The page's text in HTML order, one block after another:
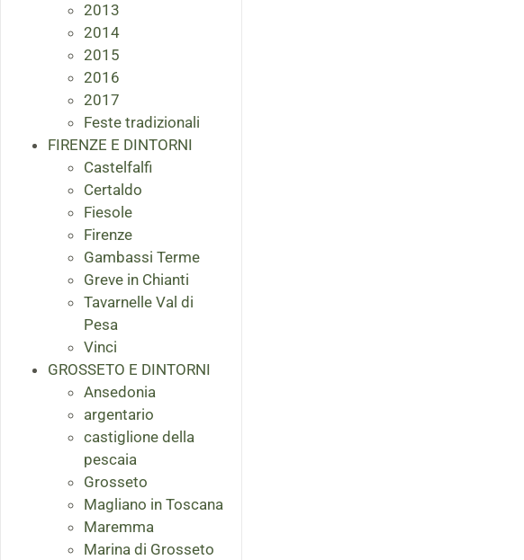
2013
2014
2015
2016
2017
Feste tradizionali
FIRENZE E DINTORNI
Castelfalfi
Certaldo
Fiesole
Firenze
Gambassi Terme
Greve in Chianti
Tavarnelle Val di
Pesa
Vinci
GROSSETO E DINTORNI
Ansedonia
argentario
castiglione della
pescaia
Grosseto
Magliano in Toscana
Maremma
Marina di Grosseto